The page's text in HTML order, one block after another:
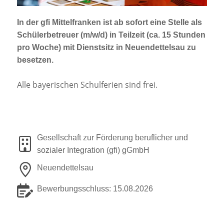
Jobportal
Presse und Medien
bbw e. V.
In der gfi Mittelfranken ist ab soforteine Stelle als
Schülerbetreuer (m/w/d)in Teilzeit (ca. 15 Stunden
pro Woche) mit Dienstsitz in Neuendettelsau zu
besetzen.
Alle bayerischen Schulferien sind frei.
Gesellschaft zur Förderung beruflicher und
sozialer Integration (gfi) gGmbH
Neuendettelsau
Bewerbungsschluss: 15.08.2026